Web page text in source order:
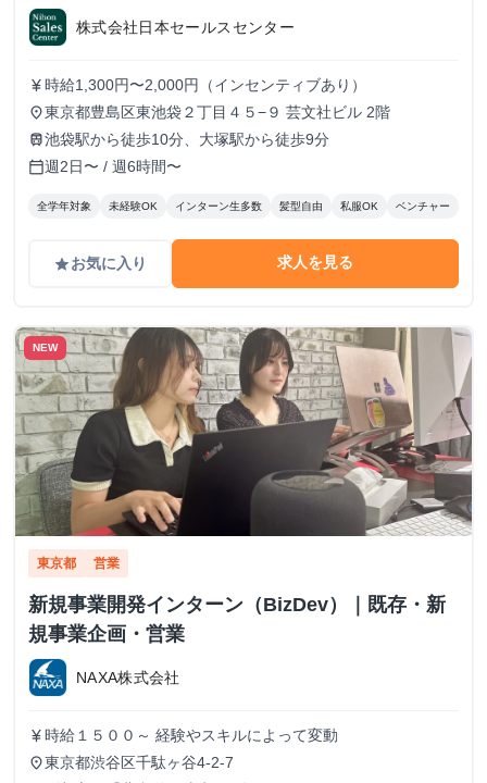
せんか？ ※当社直結内定あり #学歴不問 #未経験
可 #1.2年生可 - 株式会社日本セールスセンター
の長期・有給インターンシップ
株式会社日本セールスセンター
currency_yen 時給1,300円〜2,000円（インセンティブあり）
place東京都豊島区東池袋２丁目４５−９ 芸文社ビル 2階
train池袋駅から徒歩10分、大塚駅から徒歩9分
calendar_today週2日〜 / 週6時間〜
全学年対象 未経験OK インターン生多数 髪型自由 私服OK ベンチャー
gradeお気に入り 求人を見る
NEW
東京都 営業
新規事業開発インターン（BizDev）｜既存・新
規事業企画・営業
NAXA株式会社
currency_yen 時給１５００～ 経験やスキルによって変動
place東京都渋谷区千駄ヶ谷4-2-7